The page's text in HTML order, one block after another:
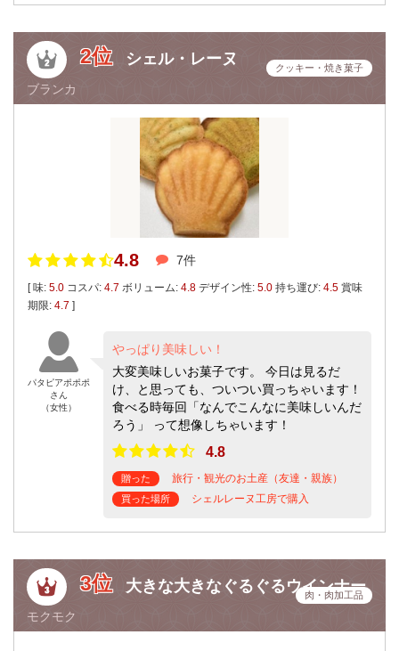
2位 シェル・レーヌ
ブランカ
クッキー・焼き菓子
4.8 7件
[ 味: 5.0 コスパ: 4.7 ボリューム: 4.8 デザイン性: 5.0 持ち運び: 4.5 賞味
期限: 4.7 ]
パタピアポポポ
さん
（女性）
やっぱり美味しい！
大変美味しいお菓子です。 今日は見るだ
け、と思っても、ついつい買っちゃいます！
食べる時毎回「なんでこんなに美味しいんだ
ろう」 って想像しちゃいます！
4.8
贈った 旅行・観光のお土産（友達・親族）
買った場所 シェルレーヌ工房で購入
3位 大きな大きなぐるぐるウインナー
モクモク
肉・肉加工品